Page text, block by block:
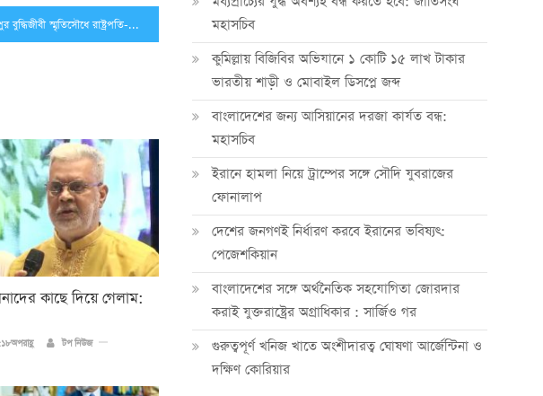
মিরপুর বুদ্ধিজীবী স্মৃতিসৌধে রাষ্ট্রপতি-প্রধানমন্ত্রীর শ্রদ্ধা
কাছে দিয়ে গেলাম:
টপ নিউজ
মহাসচিব
কুমিল্লায় বিজিবির অভিযানে ১ কোটি ১৫ লাখ টাকার
ভারতীয় শাড়ী ও মোবাইল ডিসপ্লে জব্দ
বাংলাদেশের জন্য আসিয়ানের দরজা কার্যত বন্ধ:
মহাসচিব
ইরানে হামলা নিয়ে ট্রাম্পের সঙ্গে সৌদি যুবরাজের
ফোনালাপ
দেশের জনগণই নির্ধারণ করবে ইরানের ভবিষ্যৎ:
পেজেশকিয়ান
বাংলাদেশের সঙ্গে অর্থনৈতিক সহযোগিতা জোরদার
করাই যুক্তরাষ্ট্রের অগ্রাধিকার : সার্জিও গর
গুরুত্বপূর্ণ খনিজ খাতে অংশীদারত্ব ঘোষণা আর্জেন্টিনা ও
দক্ষিণ কোরিয়ার